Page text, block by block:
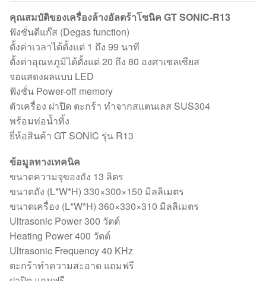
คุณสมบัติของเครื่องล้างอัลตร้าโซนิค GT SONIC-R13
ฟังชั่นดีแก๊ส (Degas function)
ตั้งค่าเวลาได้ตั้งแต่ 1 ถึง 99 นาที
ตั้งค่าอุณหภูมิได้ตั้งแต่ 20 ถึง 80 องศาเซลเซียส
จอแสดงผลแบบ LED
ฟังชั่น Power-off memory
ตัวเครื่อง ฝาปิด ตะกร้า ทำจากสแตนเลส SUS304
พร้อมท่อน้ำทิ้ง
ยี่ห้อสินค้า GT SONIC รุ่น R13
ข้อมูลทางเทคนิค
ขนาดความจุของถัง 13 ลิตร
ขนาดถัง (L*W*H) 330×300×150 มิลลิเมตร
ขนาดเครื่อง (L*W*H) 360×330×310 มิลลิเมตร
Ultrasonic Power 300 วัตต์
Heating Power 400 วัตต์
Ultrasonic Frequency 40 KHz
ตะกร้าทำความสะอาด แถมฟรี